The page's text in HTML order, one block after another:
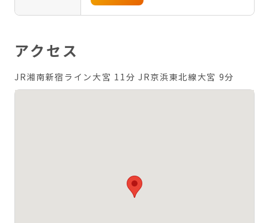
アクセス
JR湘南新宿ライン大宮 11分 JR京浜東北線大宮 9分